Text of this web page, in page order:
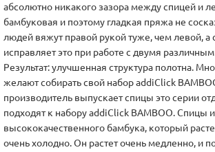
абсолютно никакого зазора между спицей и
бамбуковая и поэтому гладкая пряжа не
людей вяжут правой рукой туже, чем левой, а
исправляет это при работе с двумя
Результат: улучшенная структура полотна.
желают собирать свой набор addiClick
производитель выпускает спицы это серии
подходят к набору addiClick BAMBOO. Спицы
высококачественного бамбука, который
очень холодно. Он растет очень медленно, и